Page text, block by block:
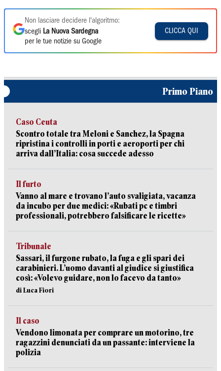
Non lasciare decidere l'algoritmo:
scegli La Nuova Sardegna
per le tue notizie su Google
CLICCA QUI
Primo Piano
Caso Ceuta
Scontro totale tra Meloni e Sanchez, la Spagna
ripristina i controlli in porti e aeroporti per chi
arriva dall’Italia: cosa succede adesso
Il furto
Vanno al mare e trovano l’auto svaligiata, vacanza
da incubo per due medici: «Rubati pc e timbri
professionali, potrebbero falsificare le ricette»
Tribunale
Sassari, il furgone rubato, la fuga e gli spari dei
carabinieri. L’uomo davanti al giudice si giustifica
così: «Volevo guidare, non lo facevo da tanto»
di Luca Fiori
Il caso
Vendono limonata per comprare un motorino, tre
ragazzini denunciati da un passante: interviene la
polizia